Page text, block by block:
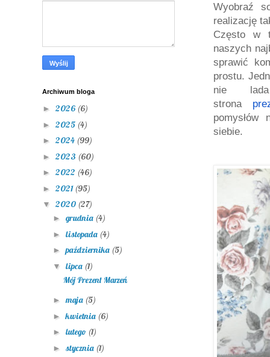
Wyobraź
realizację
Często w
naszych
sprawić
prostu.
nie
strona
siebie.
Archiwum bloga
► 2026 (6)
► 2025 (4)
► 2024 (99)
► 2023 (60)
► 2022 (46)
► 2021 (95)
▼ 2020 (27)
► grudnia (4)
► listopada (4)
►października (5)
▼ lipca (1)
Mój Prezent Marzeń
►maja (5)
►kwietnia (6)
► lutego (1)
► stycznia (1)